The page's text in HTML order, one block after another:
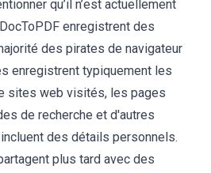
qu’il n’est actuellement
enregistrent des
des pirates de navigateur
enregistrent typiquement les
sites web visités, les pages
de recherche et d'autres
des détails personnels.
plus tard avec des